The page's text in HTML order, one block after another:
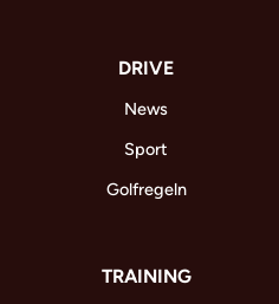
DRIVE
News
Sport
Golfregeln
TRAINING